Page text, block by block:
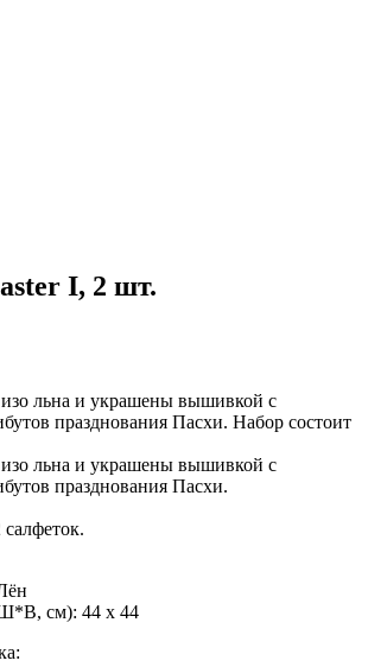
I, 2 шт.
льна и украшены вышивкой с
празднования Пасхи. Набор состоит
льна и украшены вышивкой с
празднования Пасхи.
см): 44 х 44